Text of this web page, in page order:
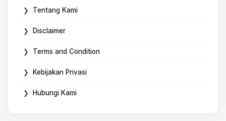
Tentang Kami
Disclaimer
Terms and Condition
Kebijakan Privasi
Hubungi Kami